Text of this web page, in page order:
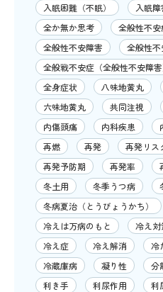
入眠困難（不眠）
入眠障
全か無か思考
全般性不
全般性不安障害
全般性不
全般戦不安症（全般性不安障害
全身症状
八味地黄丸
六味地黄丸
共同注視
内傷頭痛
内科疾患
再燃
再発 再発リス
再発予防期
再発率
冬土用
冬季うつ病
冬病夏治（とうびょうかち）
冷えは万病のもと
冷え対
冷え症
冷え解消 冷
冷蔵庫病
凝り性 分
利き手
利尿作用 利